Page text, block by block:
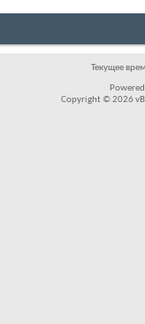
Текущее
Copyright © 2026